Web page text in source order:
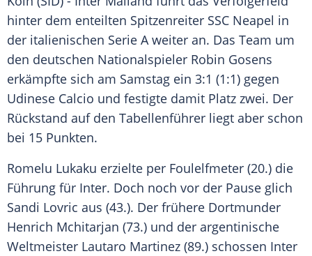
hinter dem enteilten Spitzenreiter SSC Neapel in
der italienischen Serie A weiter an. Das Team um
den deutschen Nationalspieler Robin Gosens
erkämpfte sich am Samstag ein 3:1 (1:1) gegen
Udinese Calcio und festigte damit Platz zwei. Der
Rückstand auf den Tabellenführer liegt aber schon
bei 15 Punkten.
Romelu Lukaku erzielte per Foulelfmeter (20.) die
Führung für Inter. Doch noch vor der Pause glich
Sandi Lovric aus (43.). Der frühere Dortmunder
Henrich Mchitarjan (73.) und der argentinische
Weltmeister Lautaro Martinez (89.) schossen Inter